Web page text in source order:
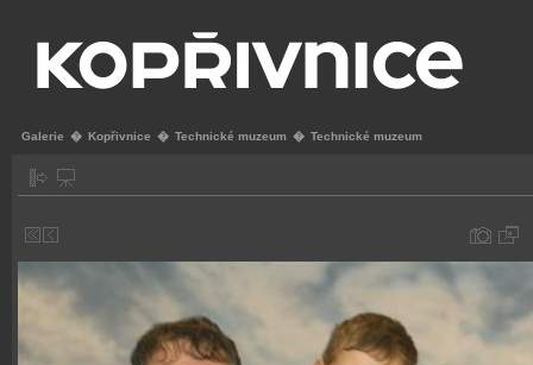
Galerie � Kopřivnice � Technické muzeum � Technické muzeum